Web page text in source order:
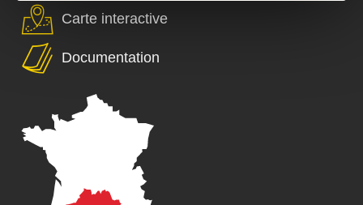
Carte interactive
Documentation